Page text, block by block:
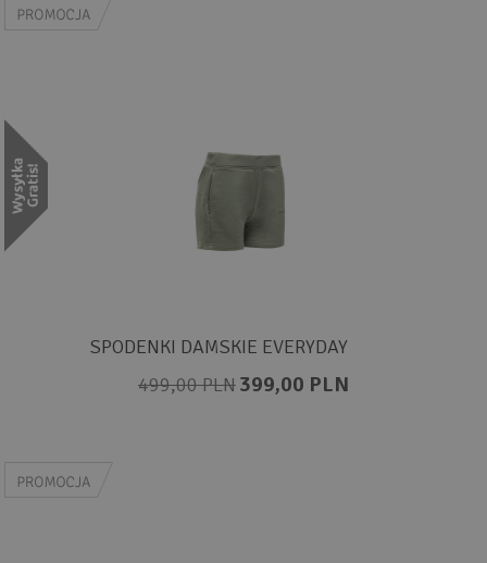
SPODENKI DAMSKIE EVERYDAY
499,00 PLN399,00 PLN